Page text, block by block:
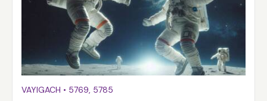
VAYIGACH • 5769, 5785